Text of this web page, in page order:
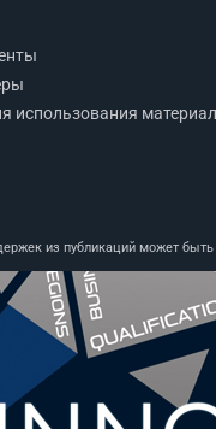
использования
из публикаций может